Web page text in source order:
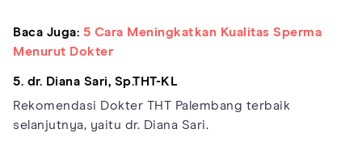
Baca Juga: 5 Cara Meningkatkan Kualitas Sperma
Menurut Dokter
5. dr. Diana Sari, Sp.THT-KL
Rekomendasi Dokter THT Palembang terbaik
selanjutnya, yaitu dr. Diana Sari.